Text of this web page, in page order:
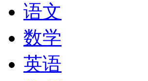
语文
数学
英语